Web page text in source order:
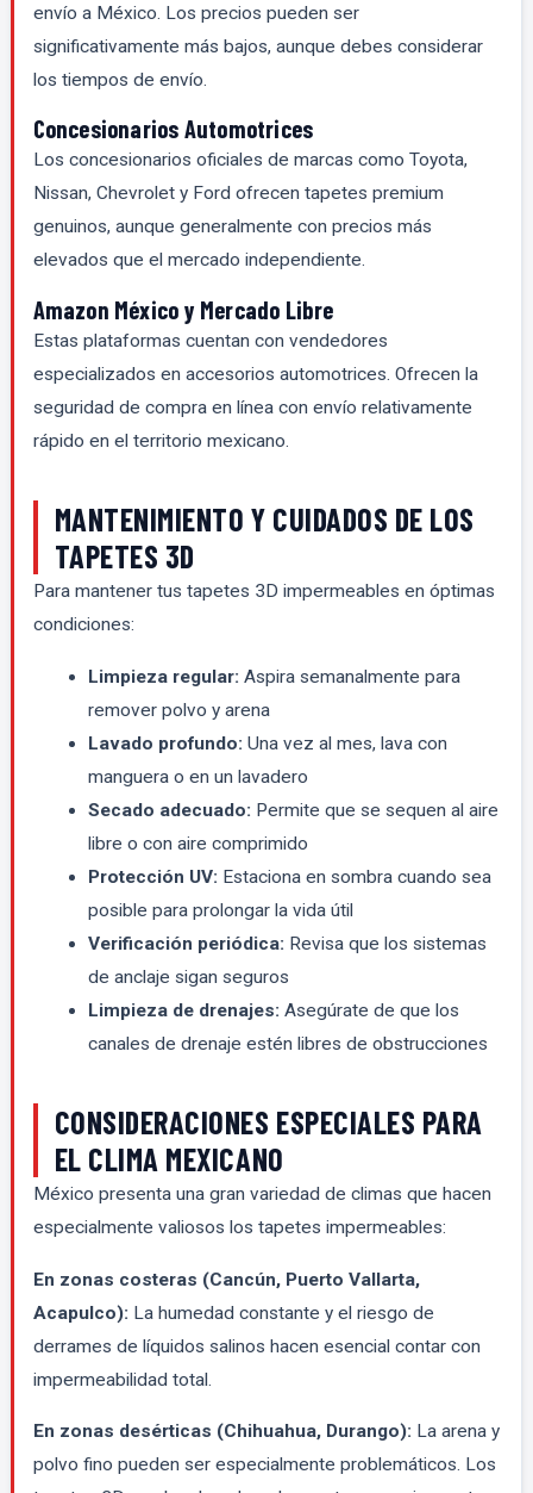
envío a México. Los precios pueden ser
significativamente más bajos, aunque debes considerar
los tiempos de envío.
Concesionarios Automotrices
Los concesionarios oficiales de marcas como Toyota,
Nissan, Chevrolet y Ford ofrecen tapetes premium
genuinos, aunque generalmente con precios más
elevados que el mercado independiente.
Amazon México y Mercado Libre
Estas plataformas cuentan con vendedores
especializados en accesorios automotrices. Ofrecen la
seguridad de compra en línea con envío relativamente
rápido en el territorio mexicano.
MANTENIMIENTO Y CUIDADOS DE LOS
TAPETES 3D
Para mantener tus tapetes 3D impermeables en óptimas
condiciones:
Limpieza regular: Aspira semanalmente para
remover polvo y arena
Lavado profundo: Una vez al mes, lava con
manguera o en un lavadero
Secado adecuado: Permite que se sequen al aire
libre o con aire comprimido
Protección UV: Estaciona en sombra cuando sea
posible para prolongar la vida útil
Verificación periódica: Revisa que los sistemas
de anclaje sigan seguros
Limpieza de drenajes: Asegúrate de que los
canales de drenaje estén libres de obstrucciones
CONSIDERACIONES ESPECIALES PARA
EL CLIMA MEXICANO
México presenta una gran variedad de climas que hacen
especialmente valiosos los tapetes impermeables:
En zonas costeras (Cancún, Puerto Vallarta,
Acapulco): La humedad constante y el riesgo de
derrames de líquidos salinos hacen esencial contar con
impermeabilidad total.
En zonas desérticas (Chihuahua, Durango): La arena y
polvo fino pueden ser especialmente problemáticos. Los